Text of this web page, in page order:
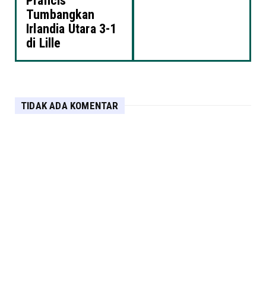
Tumbangkan
Irlandia Utara 3-1
di Lille
TIDAK ADA KOMENTAR